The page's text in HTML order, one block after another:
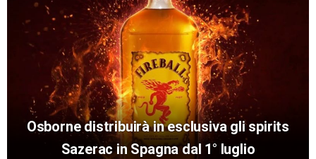
Osborne distribuirà in esclusiva gli spirits
Sazerac in Spagna dal 1° luglio